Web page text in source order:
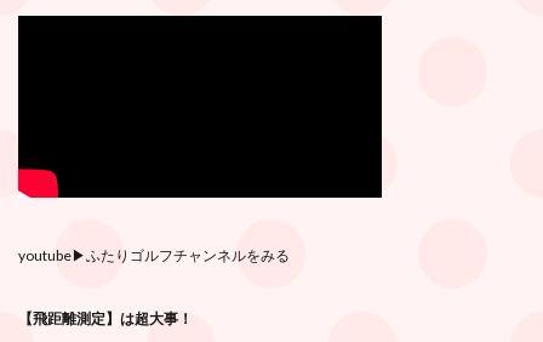
youtube▶︎ふたりゴルフチャンネルをみる
【飛距離測定】は超大事！